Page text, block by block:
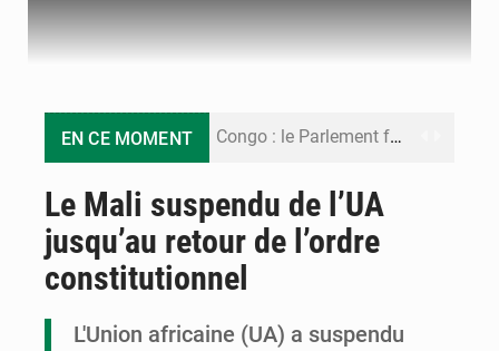
EN CE MOMENT Congo : le Parlement formule 28 recommandations sur le Cadre budgétaire 2027-2029
Le Congo se dote d’un programme national pour valoriser les produits forestiers non ligneux
Le Mali suspendu de l’UA
jusqu’au retour de l’ordre
constitutionnel
L'Union africaine (UA) a suspendu